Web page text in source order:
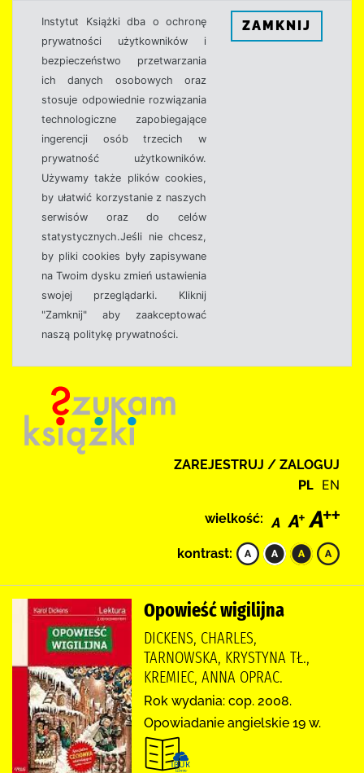
Instytut Książki dba o ochronę
prywatności użytkowników i
bezpieczeństwo przetwarzania
ich danych osobowych oraz
stosuje odpowiednie rozwiązania
technologiczne zapobiegające
ingerencji osób trzecich w
prywatność użytkowników.
Używamy także plików cookies,
by ułatwić korzystanie z naszych
serwisów oraz do celów
statystycznych.Jeśli nie chcesz,
by pliki cookies były zapisywane
na Twoim dysku zmień ustawienia
swojej przeglądarki. Kliknij
"Zamknij" aby zaakceptować
naszą politykę prywatności.
ZAMKNIJ
ZAREJESTRUJ / ZALOGUJ
PL EN
wielkość:
kontrast:
Opowieść wigilijna
DICKENS, CHARLES,
TARNOWSKA, KRYSTYNA TŁ.,
KREMIEC, ANNA OPRAC.
Rok wydania: cop. 2008.
Opowiadanie angielskie 19 w.